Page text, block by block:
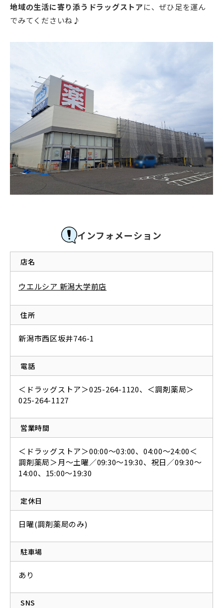
地域の生活に寄り添うドラッグストアに、ぜひ足を運ん
でみてくださいね♪
インフォメーション
店名
ウエルシア 新潟大学前店
住所
新潟市西区坂井746-1
電話
＜ドラッグストア＞025-264-1120、＜調剤薬局＞
025-264-1127
営業時間
＜ドラッグストア＞00:00〜03:00、04:00〜24:00＜
調剤薬局＞月～土曜／09:30〜19:30、祝日／09:30〜
14:00、15:00〜19:30
定休日
日曜(調剤薬局のみ)
駐車場
あり
SNS